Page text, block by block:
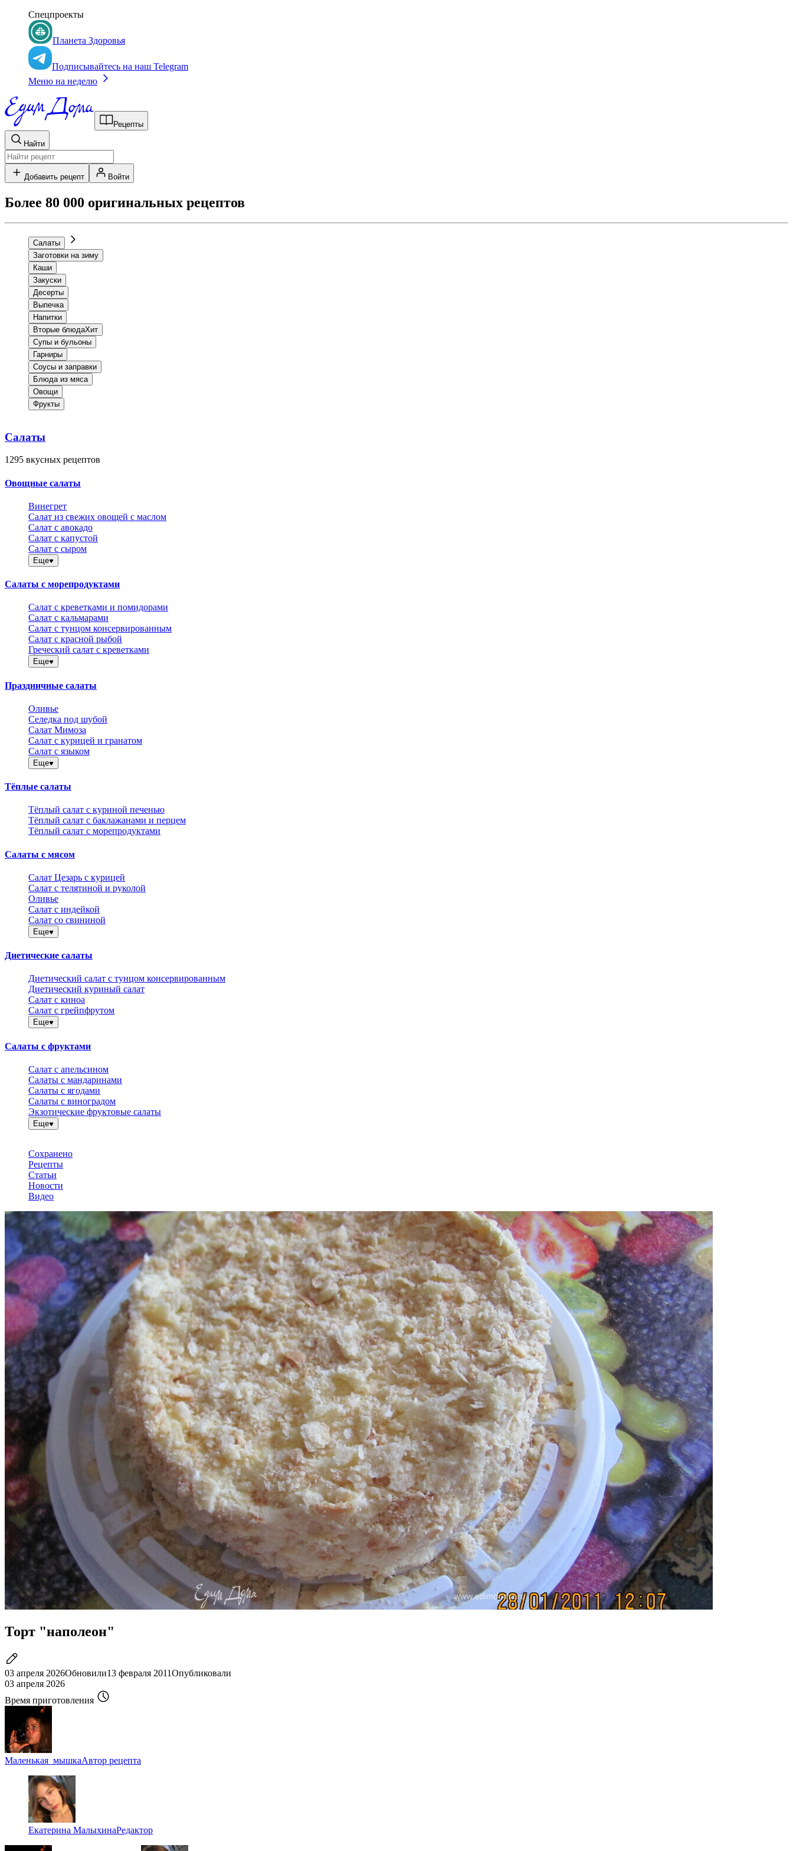
Спецпроекты
Планета Здоровья
Подписывайтесь на наш Telegram
Меню на неделю
Рецепты
Найти
Добавить рецепт Войти
Более 80 000 оригинальных рецептов
Салаты
Заготовки на зиму
Каши
Закуски
Десерты
Выпечка
Напитки
Вторые блюдаХит
Супы и бульоны
Гарниры
Соусы и заправки
Блюда из мяса
Овощи
Фрукты
Салаты
1295 вкусных рецептов
Овощные салаты
Винегрет
Салат из свежих овощей с маслом
Салат с авокадо
Салат с капустой
Салат с сыром
Еще
Салаты с морепродуктами
Салат с креветками и помидорами
Салат с кальмарами
Салат с тунцом консервированным
Салат с красной рыбой
Греческий салат с креветками
Еще
Праздничные салаты
Оливье
Селедка под шубой
Салат Мимоза
Салат с курицей и гранатом
Салат с языком
Еще
Тёплые салаты
Тёплый салат с куриной печенью
Тёплый салат с баклажанами и перцем
Тёплый салат с морепродуктами
Салаты с мясом
Салат Цезарь с курицей
Салат с телятиной и руколой
Оливье
Салат с индейкой
Салат со свининой
Еще
Диетические салаты
Диетический салат с тунцом консервированным
Диетический куриный салат
Салат с киноа
Салат с грейпфрутом
Еще
Салаты с фруктами
Салат с апельсином
Салаты с мандаринами
Салаты с ягодами
Салаты с виноградом
Экзотические фруктовые салаты
Еще
Сохранено
Рецепты
Статьи
Новости
Видео
Торт "наполеон"
03 апреля 2026Обновили13 февраля 2011Опубликовали
03 апреля 2026
Время приготовления
Маленькая_мышкаАвтор рецепта
Екатерина МалыхинаРедактор